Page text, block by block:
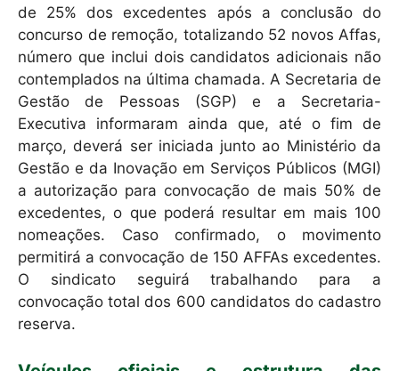
de 25% dos excedentes após a conclusão do
concurso de remoção, totalizando 52 novos Affas,
número que inclui dois candidatos adicionais não
contemplados na última chamada. A Secretaria de
Gestão de Pessoas (SGP) e a Secretaria-
Executiva informaram ainda que, até o fim de
março, deverá ser iniciada junto ao Ministério da
Gestão e da Inovação em Serviços Públicos (MGI)
a autorização para convocação de mais 50% de
excedentes, o que poderá resultar em mais 100
nomeações. Caso confirmado, o movimento
permitirá a convocação de 150 AFFAs excedentes.
O sindicato seguirá trabalhando para a
convocação total dos 600 candidatos do cadastro
reserva.